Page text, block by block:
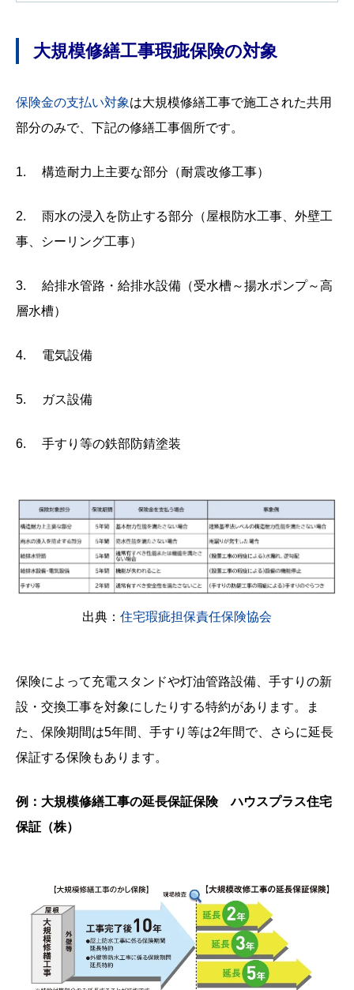
大規模修繕工事瑕疵保険の対象
保険金の支払い対象は大規模修繕工事で施工された共用
部分のみで、下記の修繕工事個所です。
1. 構造耐力上主要な部分（耐震改修工事）
2. 雨水の浸入を防止する部分（屋根防水工事、外壁工
事、シーリング工事）
3. 給排水管路・給排水設備（受水槽～揚水ポンプ～高
層水槽）
4. 電気設備
5. ガス設備
6. 手すり等の鉄部防錆塗装
出典： 住宅瑕疵担保責任保険協会
保険によって充電スタンドや灯油管路設備、手すりの新
設・交換工事を対象にしたりする特約があります。ま
た、保険期間は5年間、手すり等は2年間で、さらに延長
保証する保険もあります。
例：大規模修繕工事の延長保証保険 ハウスプラス住宅
保証（株）